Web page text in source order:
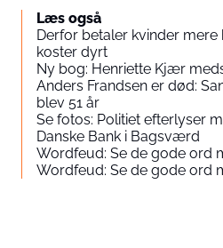
Læs også
Derfor betaler kvinder mere
koster dyrt
Ny bog: Henriette Kjær
Anders Frandsen er død:
blev 51 år
Se fotos: Politiet efterlyser
Danske Bank i Bagsværd
Wordfeud: Se de gode ord
Wordfeud: Se de gode ord